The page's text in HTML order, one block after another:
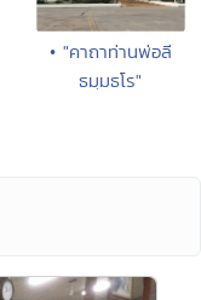
• "คาถาท่านพ่อลี
ธมฺมธโร"